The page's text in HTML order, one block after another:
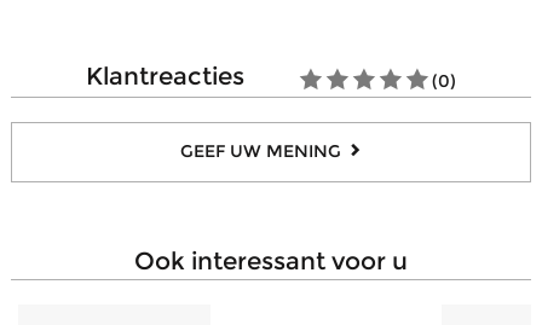
Aantal compartimenten voor
3
Aantal compartimenten voor
2
klantreacties (0)
GEEF UW MENING
ook interessant voor u